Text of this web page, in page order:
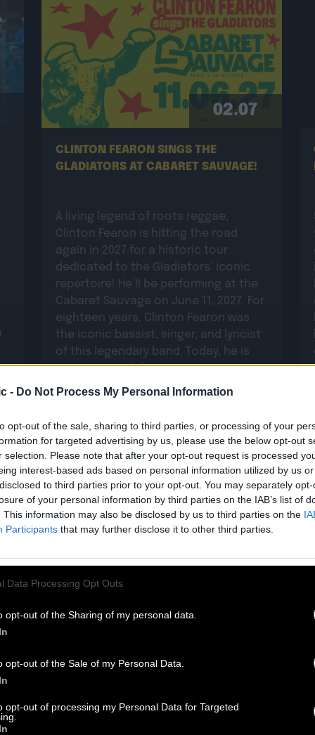
- Do Not Process My Personal Information
opt-out of the sale, sharing to third parties, or processing of your
for targeted advertising by us, please use the below opt-out
selection. Please note that after your opt-out request is processed
interest-based ads based on personal information utilized by us
to third parties prior to your opt-out. You may separately
of your personal information by third parties on the IAB’s list of
This information may also be disclosed by us to third parties on the
Participants that may further disclose it to other third parties.
Data Processing Opt Outs
opt-out of the Sharing of my personal data.
opt-out of the Sale of my Personal Data.
opt-out of processing my Personal Data for Targeted
02.07
CLINTON FEARON SINGS THE
GLADIATORS AT CABARET SAUVAGE!
A living legend of roots reggae,
Clinton Fearon is hitting the road
again in 2027 for a historic tour
dedicated to the Gladiators’ iconic
repertoire! He’ll be performing at the
Cabaret Sauvage on June 11, 2027. For
eighteen years, Clinton Fearon was
the iconic bassist, singer, and lyricist
of this legendary band. Today, he is
set to revisit […]
PABLO MOSES : DÉCOUVREZ SON
pas cet album qui regroupe les